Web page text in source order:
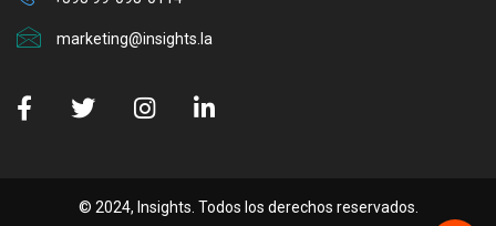
marketing@insights.la
© 2024, Insights. Todos los derechos reservados.